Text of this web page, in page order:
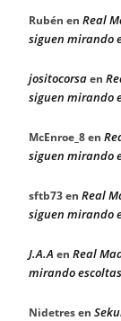
Rubén en Real
siguen mirando
jositocorsaen
siguen mirando
McEnroe_8en
siguen mirando
sftb73en Real
siguen mirando
J.A.A en Real
mirando
Nidetresen